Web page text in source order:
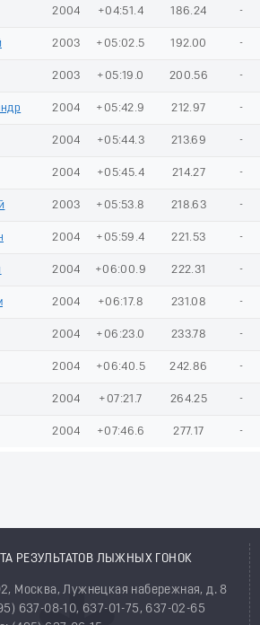
2004 +04:51.4 186.24 -
2003 +05:02.5 192.00 -
2003 +05:19.0 200.56 -
2004 +05:42.9 212.97 -
2004 +05:44.3 213.69 -
2004 +05:45.4 214.27 -
2003 +05:53.8 218.63 -
2004 +05:59.4 221.53 -
2004 +06:00.9 222.31 -
2004 +06:17.8 231.08 -
2004 +06:23.0 233.78 -
2004 +06:40.5 242.86 -
2004 +07:21.7 264.25 -
2004 +07:46.6 277.17 -
РЕЗУЛЬТАТОВ ЛЫЖНЫХ ГОНОК
Москва, Лужнецкая набережная, д. 8
637-08-10, 637-01-75, 637-02-65